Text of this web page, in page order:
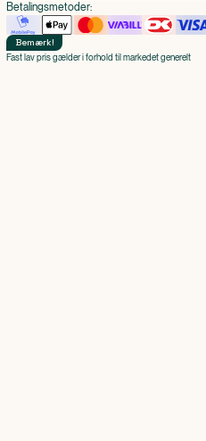
Betalingsmetoder:
Bemærk!
Fast lav pris gælder i forhold til markedet generelt